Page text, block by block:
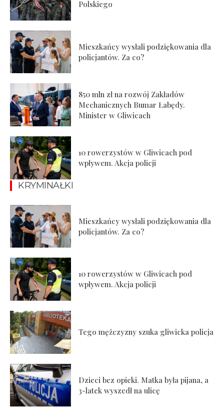
Polskiego
Mieszkańcy wysłali podziękowania dla
policjantów. Za co?
850 mln zł na rozwój Zakładów
Mechanicznych Bumar Łabędy.
Minister w Gliwicach
10 rowerzystów w Gliwicach pod
wpływem. Akcja policji
KRYMINAŁKI
Mieszkańcy wysłali podziękowania dla
policjantów. Za co?
10 rowerzystów w Gliwicach pod
wpływem. Akcja policji
Tego mężczyzny szuka gliwicka policja
Dzieci bez opieki. Matka była pijana, a
3-latek wyszedł na ulicę